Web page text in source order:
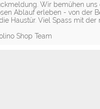
Wir bemühen uns
Ablauf erleben - von der
Haustür. Viel Spass mit der
Shop Team